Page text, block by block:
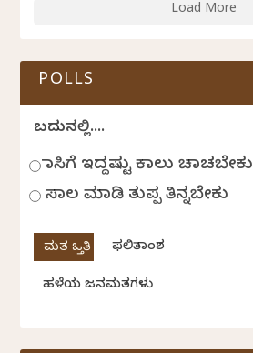
Load More
POLLS
ಬದುಕಿನಲ್ಲಿ....
ಹಾಸಿಗೆ ಇದ್ದಷ್ಟು ಕಾಲು ಚಾಚಬೇಕು
ಸಾಲ ಮಾಡಿ ತುಪ್ಪ ತಿನ್ನಬೇಕು
ಫಲಿತಾಂಶ
ಹಳೆಯ ಜನಮತಗಳು